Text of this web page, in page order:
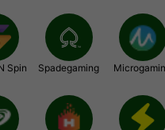
Spin Spadegaming